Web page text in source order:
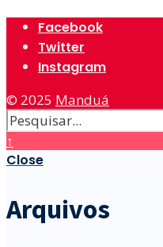
Facebook
Twitter
Instagram
© 2025 Manduá
↑
Close
Arquivos